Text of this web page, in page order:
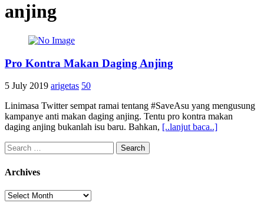
anjing
Pro Kontra Makan Daging Anjing
5 July 2019 arigetas 50
Linimasa Twitter sempat ramai tentang #SaveAsu yang mengusung
kampanye anti makan daging anjing. Tentu pro kontra makan
daging anjing bukanlah isu baru. Bahkan, [..lanjut baca..]
Search
for:
Archives
Archives